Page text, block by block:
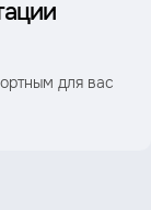
для вас